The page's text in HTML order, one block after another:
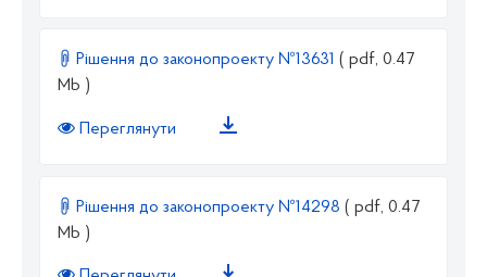
Рішення до законопроекту №13631 ( pdf, 0.47
Mb )
Переглянути
Рішення до законопроекту №14298 ( pdf, 0.47
Mb )